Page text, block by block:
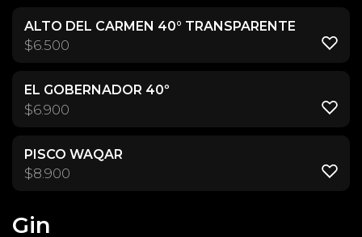
ALTO DEL CARMEN 40° TRANSPARENTE
$6.500
EL GOBERNADOR 40º
$6.900
PISCO WAQAR
$8.900
Gin